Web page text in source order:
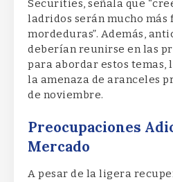
Securities, señala que
ladridos serán mucho más
mordeduras”. Además,
deberían reunirse en las
para abordar estos
la amenaza de aranceles
de noviembre.
Preocupaciones
Mercado
A pesar de la ligera